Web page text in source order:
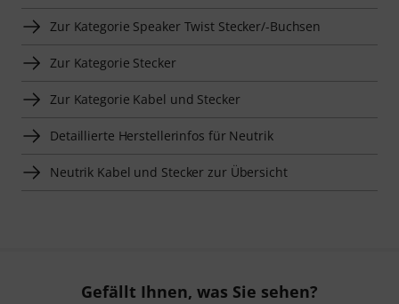
Zur Kategorie Speaker Twist Stecker/-Buchsen
Zur Kategorie Stecker
Zur Kategorie Kabel und Stecker
Detaillierte Herstellerinfos für Neutrik
Neutrik Kabel und Stecker zur Übersicht
Gefällt Ihnen, was Sie sehen?